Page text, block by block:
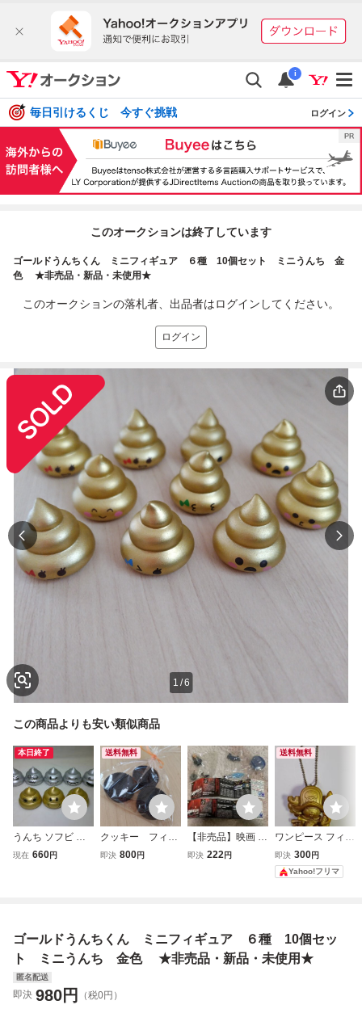
i
毎日引けるくじ 今すぐ挑戦 ログイン
このオークションは終了しています
ゴールドうんちくん ミニフィギュア ６種 10個セット ミニうんち 金
色 ★非売品・新品・未使用★
このオークションの落札者、出品者はログインしてください。
ログイン
1 /6
この商品よりも安い類似商品
本日終了
うんち ソフビ 金:3
個 銀:５個 合計 8
現在 660円
送料無料
クッキー フィギ
ュア ３個セッ
封★
即決 800円
【非売品】映画 ロ
ーレライ フィギ
内袋未開封
即決 222円
送料無料
ワンピース フィル
ム ゼット チョッ
パー フィギュア
キーホルダー ゴー
即決 300円
Yahoo!フリマ
ゴールドうんちくん ミニフィギュア ６種 10個セッ
ト ミニうんち 金色 ★非売品・新品・未使用★
匿名配送
即決 980円
（税0円）